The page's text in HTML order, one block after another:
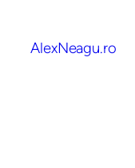
AlexNeagu.ro